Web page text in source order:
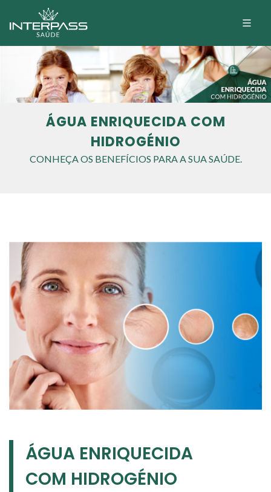
ÁGUA ENRIQUECIDA COM
HIDROGÉNIO
CONHEÇA OS BENEFÍCIOS PARA A SUA SAÚDE.
ÁGUA ENRIQUECIDA
COM HIDROGÉNIO